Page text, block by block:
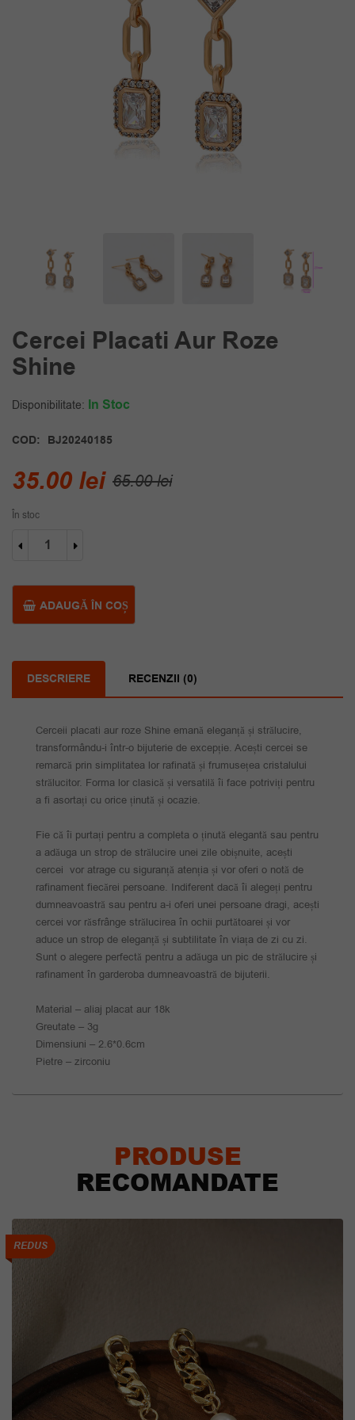
Cercei Placati Aur Roze
Shine
Disponibilitate: In Stoc
COD: BJ20240185
65.00leiPrețul
35.00 lei
Prețul
În stoc
Cantitate
Cercei
ShineADAUGĂ ÎN COȘ
DESCRIERE RECENZII (0)
Cerceii placati aur roze Shine emană eleganță și strălucire,
transformându-i într-o bijuterie de excepție. Acești cercei se
remarcă prin simplitatea lor rafinată și frumusețea cristalului
strălucitor. Forma lor clasică și versatilă îi face potriviți pentru
a fi asortați cu orice ținută și ocazie.
Fie că îi purtați pentru a completa o ținută elegantă sau pentru
a adăuga un strop de strălucire unei zile obișnuite, acești
cercei vor atrage cu siguranță atenția și vor oferi o notă de
rafinament fiecărei persoane. Indiferent dacă îi alegeți pentru
dumneavoastră sau pentru a-i oferi unei persoane dragi, acești
cercei vor răsfrânge strălucirea în ochii purtătoarei și vor
aduce un strop de eleganță și subtilitate în viața de zi cu zi.
Sunt o alegere perfectă pentru a adăuga un pic de strălucire și
rafinament în garderoba dumneavoastră de bijuterii.
Material – aliaj placat aur 18k
Greutate – 3g
Dimensiuni – 2.6*0.6cm
Pietre – zirconiu
PRODUSE
RECOMANDATE
REDUS